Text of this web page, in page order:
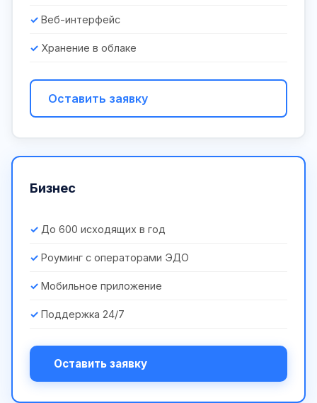
Веб-интерфейс
Хранение в облаке
Оставить заявку
Бизнес
До 600 исходящих в год
Роуминг с операторами ЭДО
Мобильное приложение
Поддержка 24/7
Оставить заявку